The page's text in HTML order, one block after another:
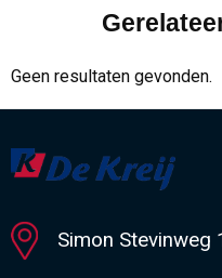
Geen resultaten gevonden.
Simon